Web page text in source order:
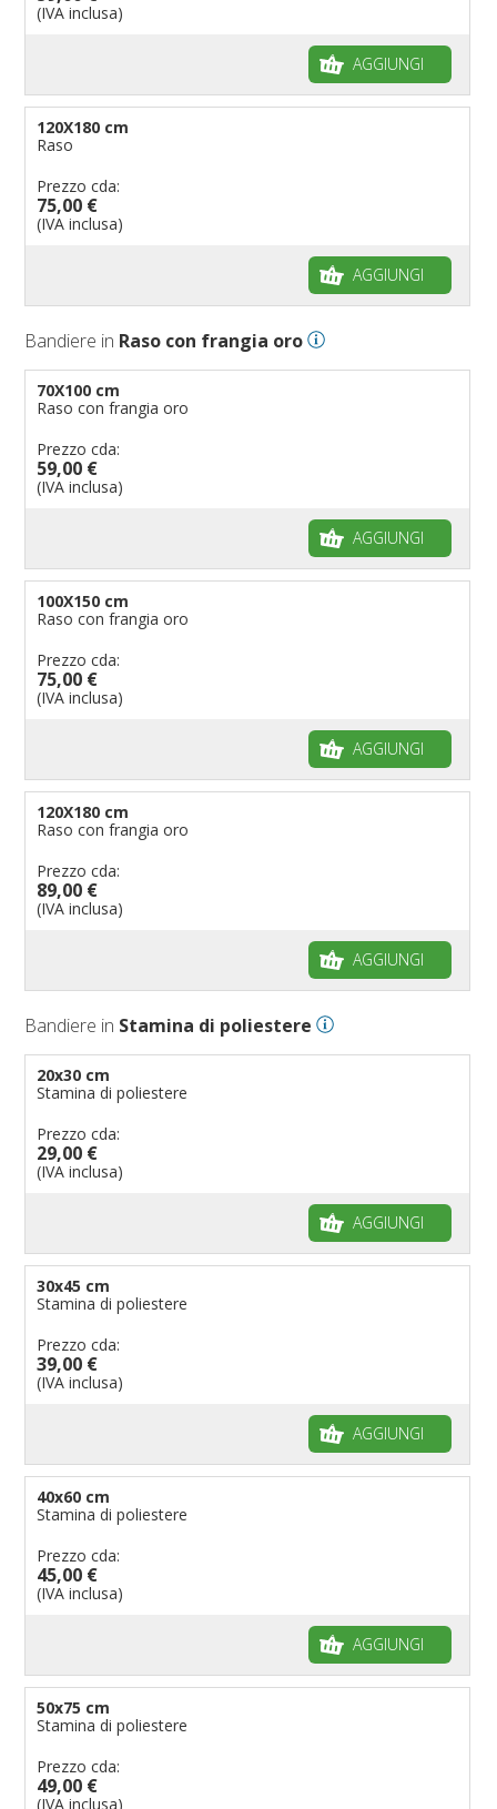
(IVA inclusa)
AGGIUNGI
120X180 cm
Raso
Prezzo cda:
75,00 €
(IVA inclusa)
AGGIUNGI
Bandiere in Raso con frangia oro
70X100 cm
Raso con frangia oro
Prezzo cda:
59,00 €
(IVA inclusa)
AGGIUNGI
100X150 cm
Raso con frangia oro
Prezzo cda:
75,00 €
(IVA inclusa)
AGGIUNGI
120X180 cm
Raso con frangia oro
Prezzo cda:
89,00 €
(IVA inclusa)
AGGIUNGI
Bandiere in Stamina di poliestere
20x30 cm
Stamina di poliestere
Prezzo cda:
29,00 €
(IVA inclusa)
AGGIUNGI
30x45 cm
Stamina di poliestere
Prezzo cda:
39,00 €
(IVA inclusa)
AGGIUNGI
40x60 cm
Stamina di poliestere
Prezzo cda:
45,00 €
(IVA inclusa)
AGGIUNGI
50x75 cm
Stamina di poliestere
Prezzo cda:
49,00 €
(IVA inclusa)